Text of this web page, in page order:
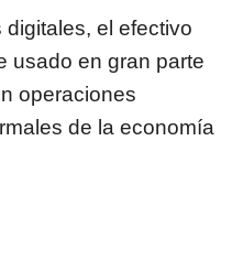
el efectivo
usado en gran parte
operaciones
de la economía